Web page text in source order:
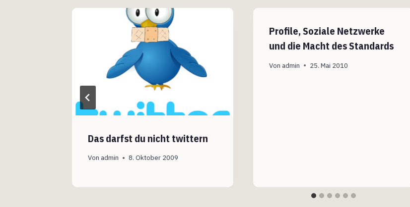
Das darfst du nicht twittern
Von admin 8. Oktober 2009
Profile, Soziale Netzwerke
und die Macht des Standards
Von admin 25. Mai 2010